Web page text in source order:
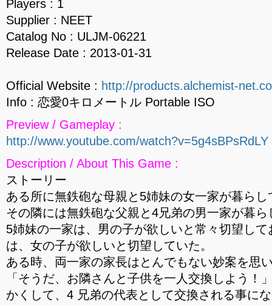
Players : 1
Supplier : NEET
Catalog No : ULJM-06221
Release Date : 2013-01-31
Official Website : http://products.alchemist-
Info : 恋愛0キロメートル Portable ISO
Preview / Gameplay :
http://www.youtube.com/watch?v=5g4sBPsRdLY
Description / About This Game :
ストーリー
ある所に無鉄砲な母親と5姉妹の女一家が暮らし
その隣には無鉄砲な父親と4兄弟の男一家が暮ら
5姉妹の一家は、男の子が欲しいと常々切望し
は、女の子が欲しいと切望していた。
ある時、両一家の家長はとんでもない妙案を思
「そうだ、お隣さんと子供を一人交換しよう！
かくして、4 兄弟の代表として交換される事に